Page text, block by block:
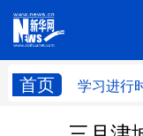
首页 学习进行
学习进行时